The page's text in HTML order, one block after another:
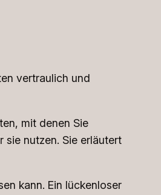
vertraulich und
mit denen Sie
nutzen. Sie erläutert
kann. Ein lückenloser